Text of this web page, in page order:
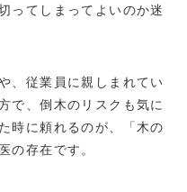
ってしまってよいのか迷
、従業員に親しまれてい
で、倒木のリスクも気に
時に頼れるのが、「木の
の存在です。